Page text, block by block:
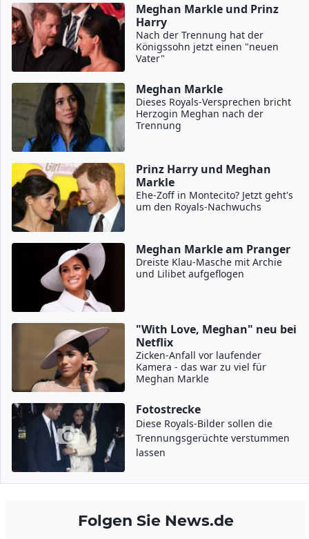
Meghan Markle und Prinz
Harry
Nach der Trennung hat der
Königssohn jetzt einen "neuen
Vater"
Meghan Markle
Dieses Royals-Versprechen bricht
Herzogin Meghan nach der
Trennung
Prinz Harry und Meghan
Markle
Ehe-Zoff in Montecito? Jetzt geht's
um den Royals-Nachwuchs
Meghan Markle am Pranger
Dreiste Klau-Masche mit Archie
und Lilibet aufgeflogen
"With Love, Meghan" neu bei
Netflix
Zicken-Anfall vor laufender
Kamera - das war zu viel für
Meghan Markle
Fotostrecke
Diese Royals-Bilder sollen die
Trennungsgerüchte verstummen
lassen
Folgen Sie News.de